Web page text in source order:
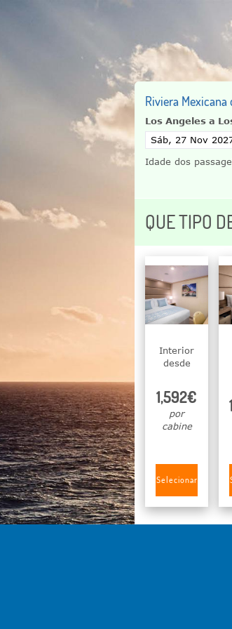
Riviera
Los Angeles a
Idade dos
QUE TIPO
Interior
desde
1,592€
por
cabine
Selecionar